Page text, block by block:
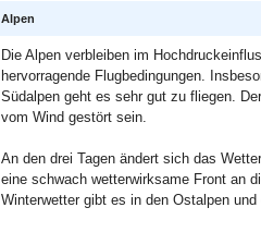
Alpen
Die Alpen verbleiben im
hervorragende Flugbedingungen.
Südalpen geht es sehr gut zu fliegen.
vom Wind gestört sein.
An den drei Tagen ändert sich das
eine schwach wetterwirksame Front an
Winterwetter gibt es in den Ostalpen und